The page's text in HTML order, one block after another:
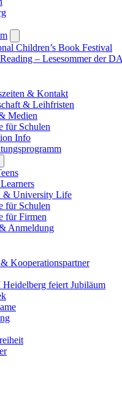
submenu
Children’s Book Festival
– Lesesommer der
& Kontakt
& Leihfristen
Medien
für Schulen
Info
& University Life
für Schulen
für Firmen
Anmeldung
Kooperationspartner
feiert Jubiläum